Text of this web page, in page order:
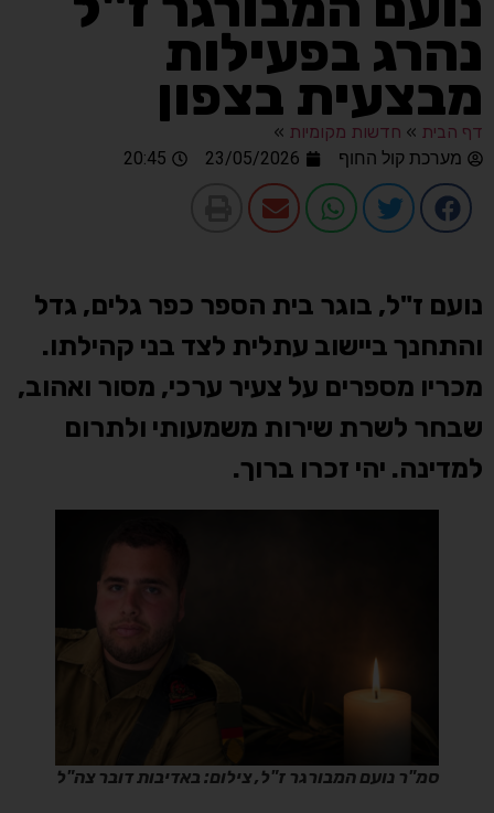
נהרג בפעילות
מבצעית בצפון
דף הבית » חדשות מקומיות »
מערכת קול החוף
23/05/2026
20:45
נועם ז"ל, בוגר בית הספר כפר גלים, גדל
והתחנך ביישוב עתלית לצד בני קהילתו.
מכריו מספרים על צעיר ערכי, מסור ואהוב,
שבחר לשרת שירות משמעותי ולתרום
למדינה. יהי זכרו ברוך.
סמ"ר נועם המבורגר ז"ל, צילום: באדיבות דובר צה"ל